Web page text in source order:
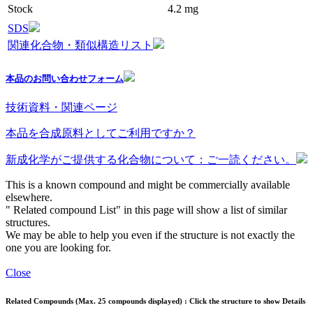
Stock
4.2 mg
SDS
関連化合物・類似構造リスト
本品のお問い合わせフォーム
技術資料・関連ページ
本品を合成原料としてご利用ですか？
新成化学がご提供する化合物について：ご一読ください。
This is a known compound and might be commercially available
elsewhere.
" Related compound List" in this page will show a list of similar
structures.
We may be able to help you even if the structure is not exactly the
one you are looking for.
Close
Related Compounds (Max. 25 compounds displayed) : Click the structure to show Details